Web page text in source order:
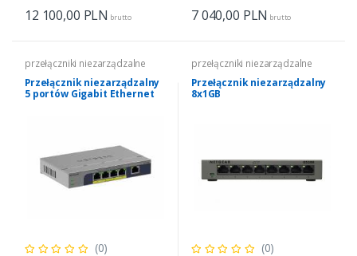
12 100,00 PLN brutto 7 040,00 PLN brutto
przełączniki niezarządzalne
Przełącznik niezarządzalny
5 portów Gigabit Ethernet
(0)
przełączniki niezarządzalne
Przełącznik niezarządzalny
8x1GB
(0)